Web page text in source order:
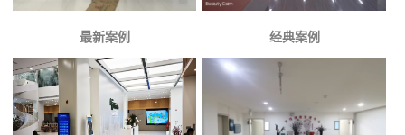
最新案例 经典案例